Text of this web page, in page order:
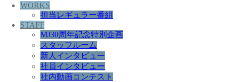
WORKS
担当レギュラー番組
STAFF
MJ30周年記念特別企画
スタッフルーム
新人インタビュー
社員インタビュー
社内動画コンテスト